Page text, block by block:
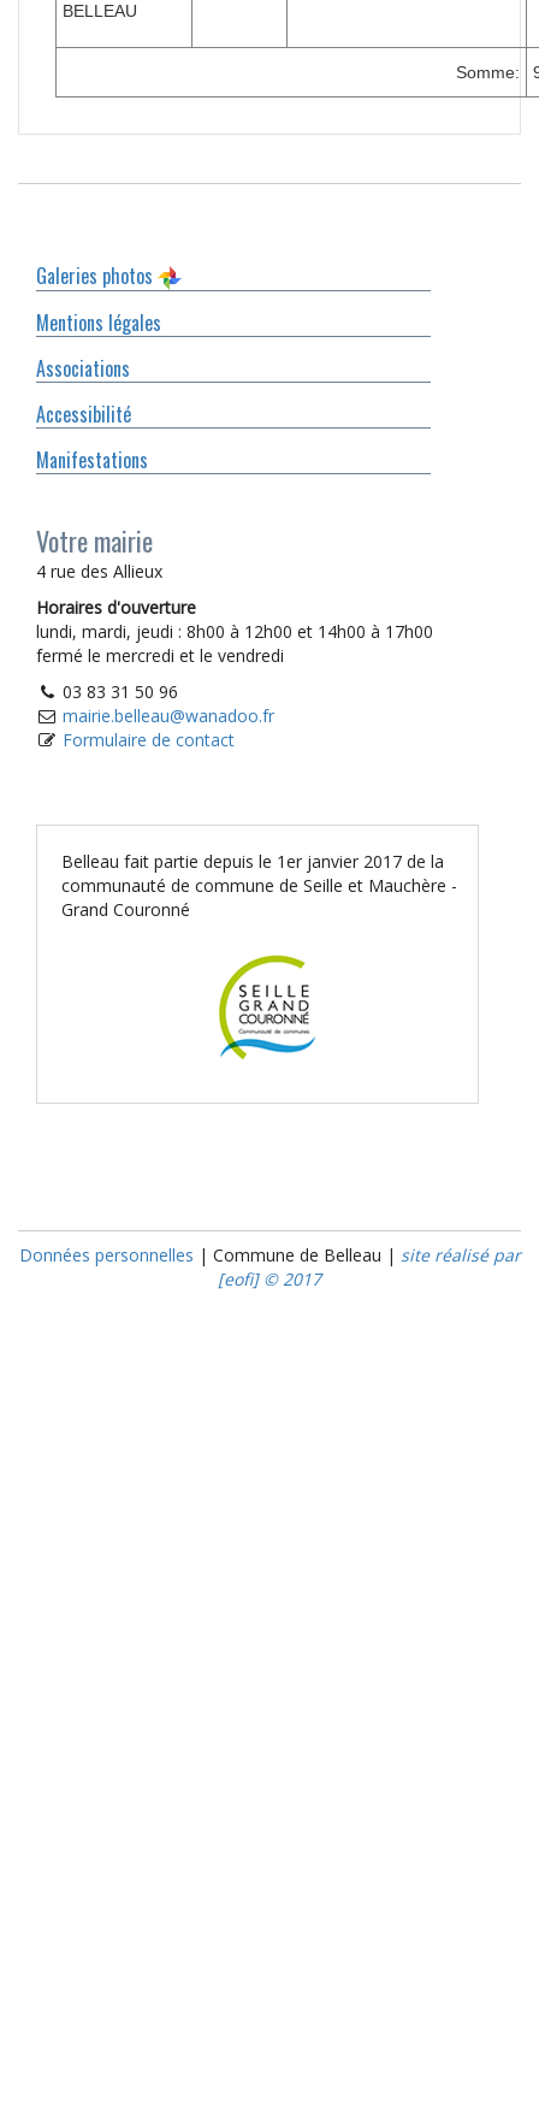
BELLEAU
Somme:
Galeries photos
Mentions légales
Associations
Accessibilité
Manifestations
Votre mairie
4 rue des Allieux
Horaires d'ouverture
lundi, mardi, jeudi : 8h00 à 12h00 et 14h00 à 17h00
fermé le mercredi et le vendredi
03 83 31 50 96
mairie.belleau@wanadoo.fr
Formulaire de contact
Belleau fait partie depuis le 1er janvier 2017 de la
communauté de commune de Seille et Mauchère -
Grand Couronné
Données personnelles | Commune de Belleau | site réalisé par
[eofi] © 2017